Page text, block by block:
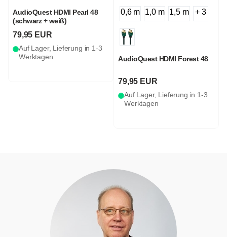
AudioQuest HDMI Pearl 48
(schwarz + weiß)
79,95 EUR
Auf Lager, Lieferung in 1-3
Werktagen
0,6 m 1,0 m 1,5 m + 3
AudioQuest HDMI Forest 48
79,95 EUR
Auf Lager, Lieferung in 1-3
Werktagen